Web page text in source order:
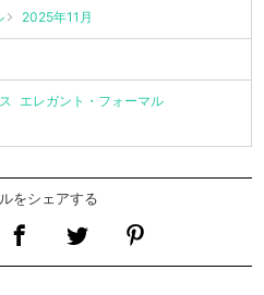
2025年11月
エレガント・フォーマル
をシェアする